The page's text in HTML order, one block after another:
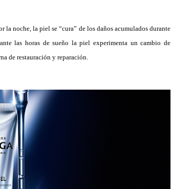
noche, la piel se “cura” de los daños acumulados durante
las horas de sueño la piel experimenta un cambio de
de restauración y reparación.